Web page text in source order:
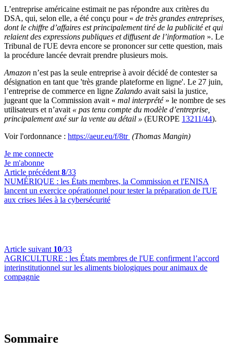
L’entreprise américaine estimait ne pas répondre aux critères du
DSA, qui, selon elle, a été conçu pour « de très grandes entreprises,
dont le chiffre d’affaires est principalement tiré de la publicité et qui
relaient des expressions publiques et diffusent de l’information ». Le
Tribunal de l'UE devra encore se prononcer sur cette question, mais
la procédure lancée devrait prendre plusieurs mois.
Amazon n’est pas la seule entreprise à avoir décidé de contester sa
désignation en tant que 'très grande plateforme en ligne'. Le 27 juin,
l’entreprise de commerce en ligne Zalando avait saisi la justice,
jugeant que la Commission avait « mal interprété » le nombre de ses
utilisateurs et n’avait « pas tenu compte du modèle d’entreprise,
principalement axé sur la vente au détail » (EUROPE 13211/44).
Voir l'ordonnance : https://aeur.eu/f/8tr (Thomas Mangin)
Je me connecte
Je m'abonne
Article précédent 8/33
NUMÉRIQUE : les États membres, la Commission et l'ENISA
lancent un exercice opérationnel pour tester la préparation de l'UE
aux crises liées à la cybersécurité
Article suivant 10/33
AGRICULTURE : les États membres de l'UE confirment l’accord
interinstitutionnel sur les aliments biologiques pour animaux de
compagnie
Sommaire